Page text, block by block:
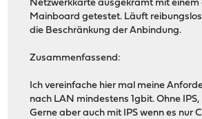
Netzwerkkarte ausgekramt mit einem
Mainboard getestet. Läuft
die Beschränkung der Anbindung.
Zusammenfassend:
Ich vereinfache hier mal meine
nach LAN mindestens 1gbit. Ohne IPS,
Gerne aber auch mit IPS wenn es nur